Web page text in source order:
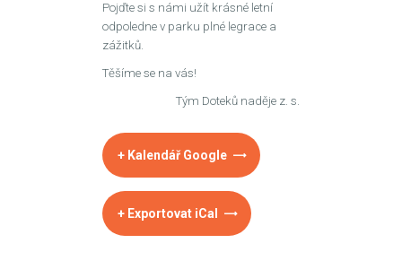
Pojďte si s námi užít krásné letní
odpoledne v parku plné legrace a
zážitků.
Těšíme se na vás!
Tým Doteků naděje z. s.
+ Kalendář Google
+ Exportovat iCal